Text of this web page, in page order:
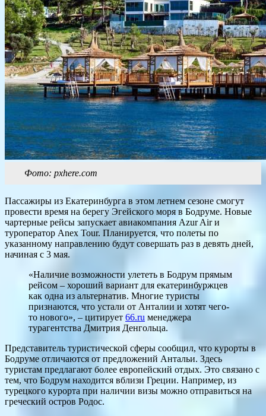
Фото: pxhere.com
Пассажиры из Екатеринбурга в этом летнем сезоне смогут
провести время на берегу Эгейского моря в Бодруме. Новые
чартерные рейсы запускает авиакомпания Azur Air и
туроператор Anex Tour. Планируется, что полеты по
указанному направлению будут совершать раз в девять дней,
начиная с 3 мая.
«Наличие возможности улететь в Бодрум прямым
рейсом – хороший вариант для екатеринбуржцев
как одна из альтернатив. Многие туристы
признаются, что устали от Анталии и хотят чего-
то нового», – цитирует 66.ru менеджера
турагентства Дмитрия Денгольца.
Представитель туристической сферы сообщил, что курорты в
Бодруме отличаются от предложений Антальи. Здесь
туристам предлагают более европейский отдых. Это связано с
тем, что Бодрум находится вблизи Греции. Например, из
турецкого курорта при наличии визы можно отправиться на
греческий остров Родос.